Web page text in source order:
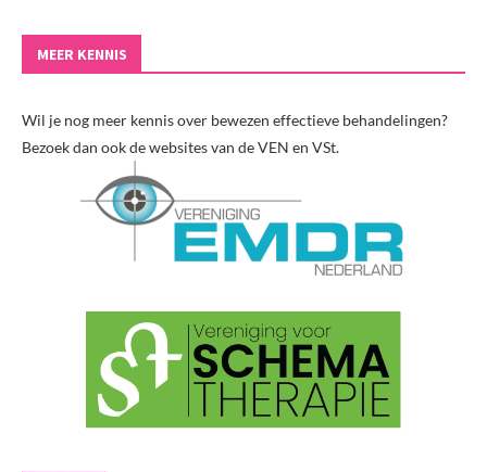
MEER KENNIS
Wil je nog meer kennis over bewezen effectieve behandelingen?
Bezoek dan ook de websites van de VEN en VSt.